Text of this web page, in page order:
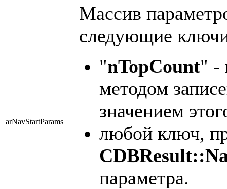
arNavStartParams
Массив
следующие
"nTopCount" -
методом
значением
любой ключ,
параметра.